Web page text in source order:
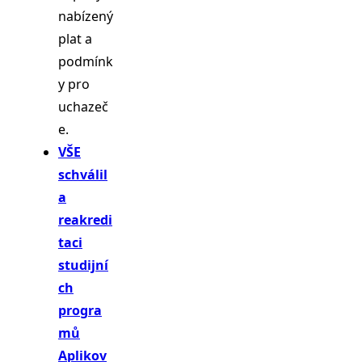
nabízený
plat a
podmínk
y pro
uchazeč
e.
VŠE
schválil
a
reakredi
taci
studijní
ch
progra
mů
Aplikov